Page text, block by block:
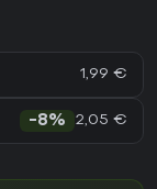
1,99 €
-8% 2,05 €